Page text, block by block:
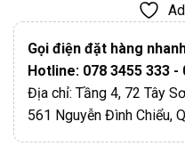
Gọi điện đặt hàng
Hotline: 078 3455 333 -
Địa chỉ: Tầng 4, 72 Tây
561 Nguyễn Đình Chiểu,